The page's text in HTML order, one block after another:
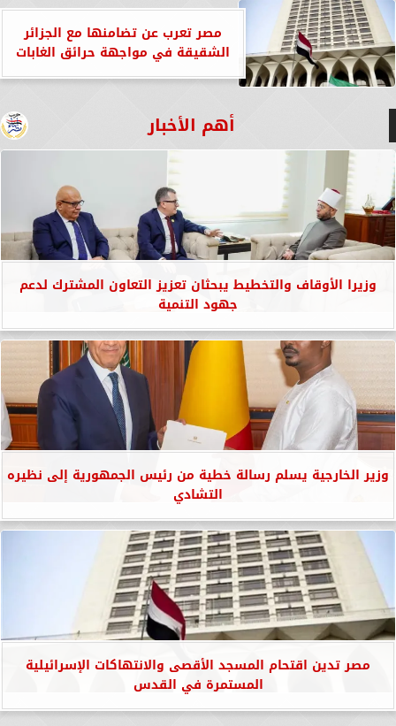
مصر تعرب عن تضامنها مع الجزائر
الشقيقة في مواجهة حرائق الغابات
أهم الأخبار
وزيرا الأوقاف والتخطيط يبحثان تعزيز التعاون المشترك لدعم
جهود التنمية
وزير الخارجية يسلم رسالة خطية من رئيس الجمهورية إلى نظيره
التشادي
مصر تدين اقتحام المسجد الأقصى والانتهاكات الإسرائيلية
المستمرة في القدس